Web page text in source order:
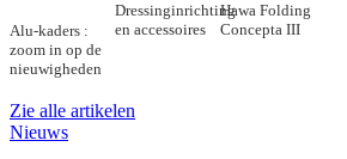
Alu-kaders :
zoom in op de
nieuwigheden
Dressinginrichting
en accessoires
Hawa Folding
Concepta III
Zie alle artikelen
Nieuws